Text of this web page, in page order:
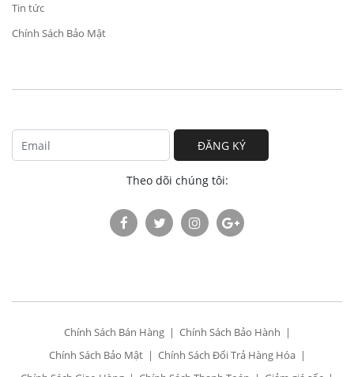
Tin tức
Chính Sách Bảo Mật
ĐĂNG KÝ
Theo dõi chúng tôi:
Chính Sách Bán Hàng
Chính Sách Bảo Hành
Chính Sách Bảo Mật
Chính Sách Đổi Trả Hàng Hóa